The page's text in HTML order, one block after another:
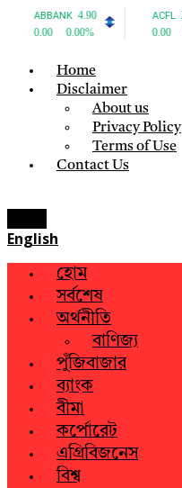
Home
Disclaimer
About us
Privacy Policy
Terms of Use
Contact Us
English
হোম
সর্বশেষ
অর্থনীতি
বাণিজ্য
পুঁজিবাজার
ব্যাংক
বীমা
কর্পোরেট
এগ্রিবিজনেস
বিশ্ব